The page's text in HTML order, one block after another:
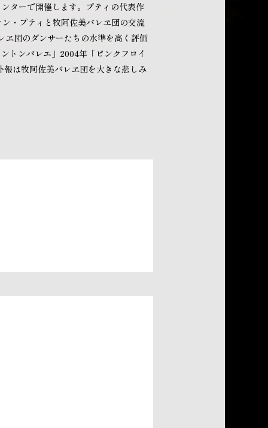
ターで開催します。プティの代表作
・プティと牧阿佐美バレヱ団の交流
団のダンサーたちの水準を高く評価
トンバレエ」2004年「ピンクフロイ
は牧阿佐美バレヱ団を大きな悲しみ